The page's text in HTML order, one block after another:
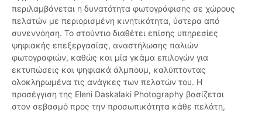
περιλαμβάνεται η δυνατότητα φωτογράφισης σε χώρους
πελατών με περιορισμένη κινητικότητα, ύστερα από
συνεννόηση. Το στούντιο διαθέτει επίσης υπηρεσίες
ψηφιακής επεξεργασίας, αναστήλωσης παλιών
φωτογραφιών, καθώς και μία γκάμα επιλογών για
εκτυπώσεις και ψηφιακά άλμπουμ, καλύπτοντας
ολοκληρωμένα τις ανάγκες των πελατών του. Η
προσέγγιση της Eleni Daskalaki Photography βασίζεται
στον σεβασμό προς την προσωπικότητα κάθε πελάτη,